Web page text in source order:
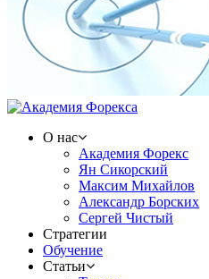
О нас
Академия Форекс
Ян Сикорский
Максим Михайлов
Александр Борских
Сергей Чистый
Стратегии
Обучение
Статьи